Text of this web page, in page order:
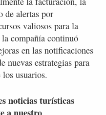
de alertas por
valiosos para la
compañía continuó
en las notificaciones
nuevas estrategias para
usuarios.
noticias turísticas